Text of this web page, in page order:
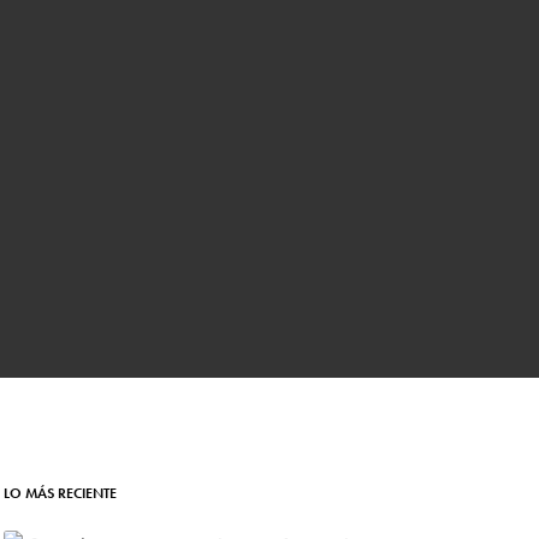
LO MÁS RECIENTE